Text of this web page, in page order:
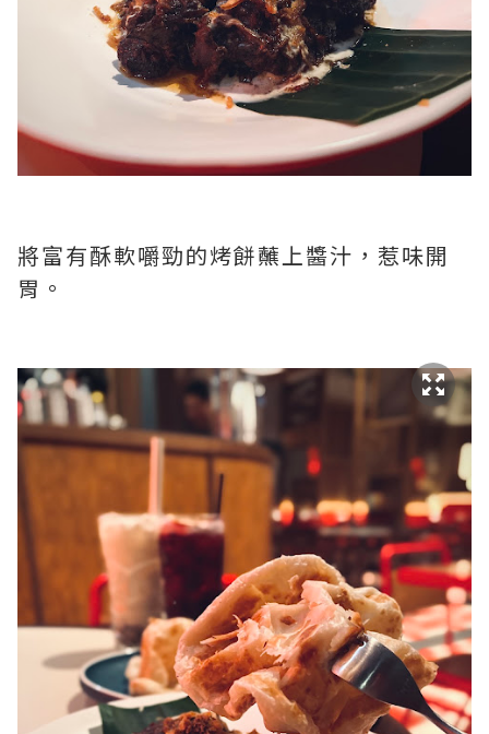
將富有酥軟嚼勁的烤餅蘸上醬汁，惹味開
胃。